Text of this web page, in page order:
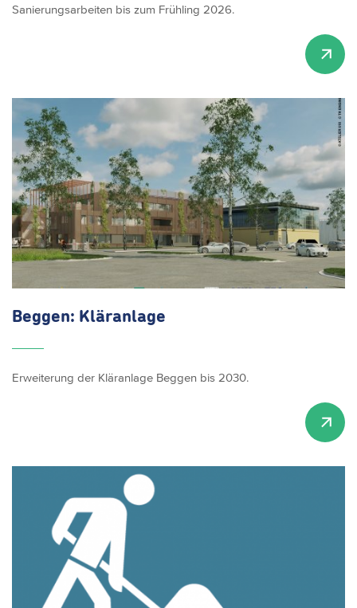
Sanierungsarbeiten bis zum Frühling 2026.
Beggen: Kläranlage
Erweiterung der Kläranlage Beggen bis 2030.